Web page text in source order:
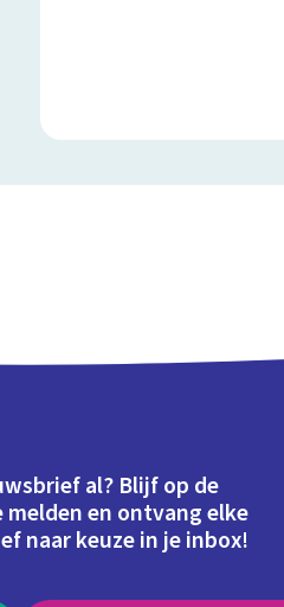
al? Blijf op de
en ontvang elke
naar keuze in je inbox!